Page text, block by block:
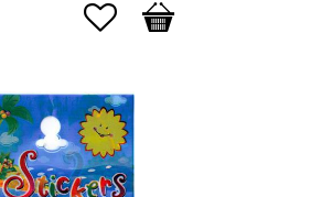
Favorites
Basket